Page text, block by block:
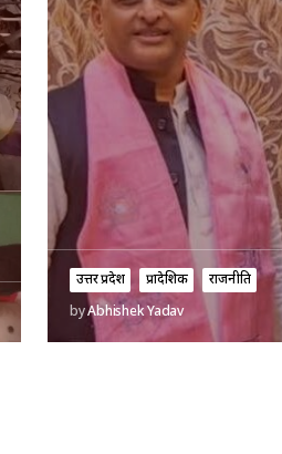
उत्तर प्रदेश प्रादेशिक
राजनीति
byAbhishek Yadav